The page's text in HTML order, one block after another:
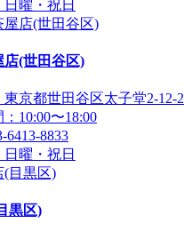
曜・祝日
店(世田谷区)
東京都世田谷区太子堂2-12-2
10:00〜18:00
6413-8833
曜・祝日
黒区)